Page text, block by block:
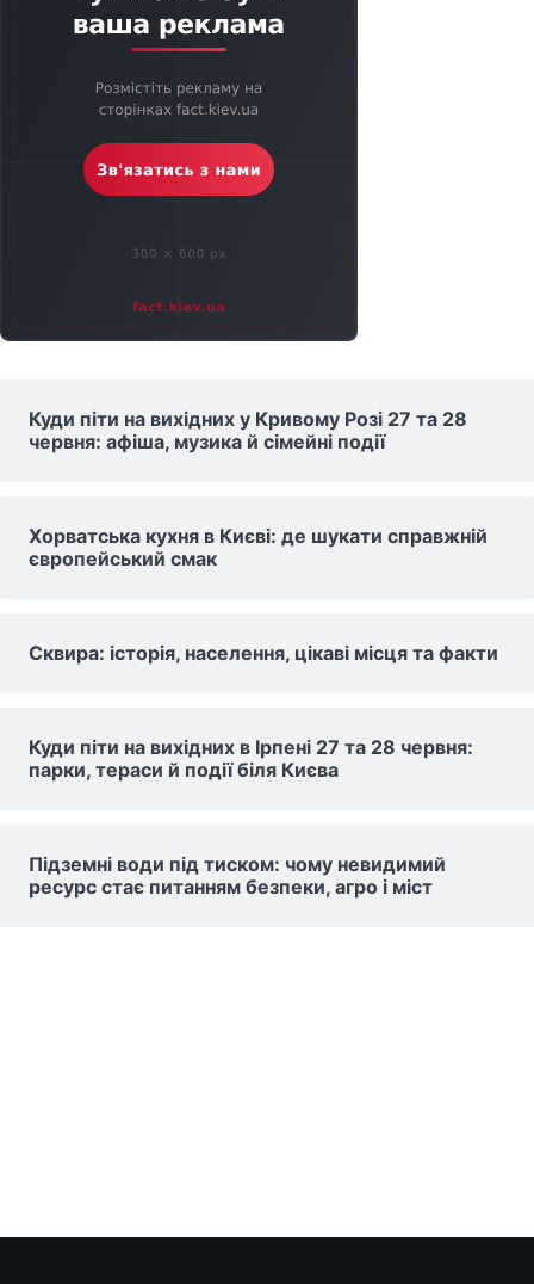
Куди піти на вихідних у Кривому Розі 27 та 28
червня: афіша, музика й сімейні події
Хорватська кухня в Києві: де шукати справжній
європейський смак
Сквира: історія, населення, цікаві місця та факти
Куди піти на вихідних в Ірпені 27 та 28 червня:
парки, тераси й події біля Києва
Підземні води під тиском: чому невидимий
ресурс стає питанням безпеки, агро і міст